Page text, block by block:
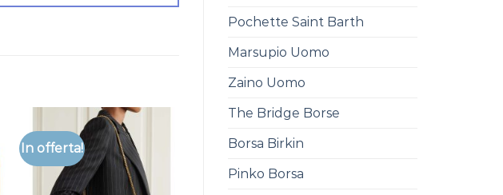
Pochette Saint Barth
Marsupio Uomo
Zaino Uomo
The Bridge Borse
Borsa Birkin
Pinko Borsa
In offerta!